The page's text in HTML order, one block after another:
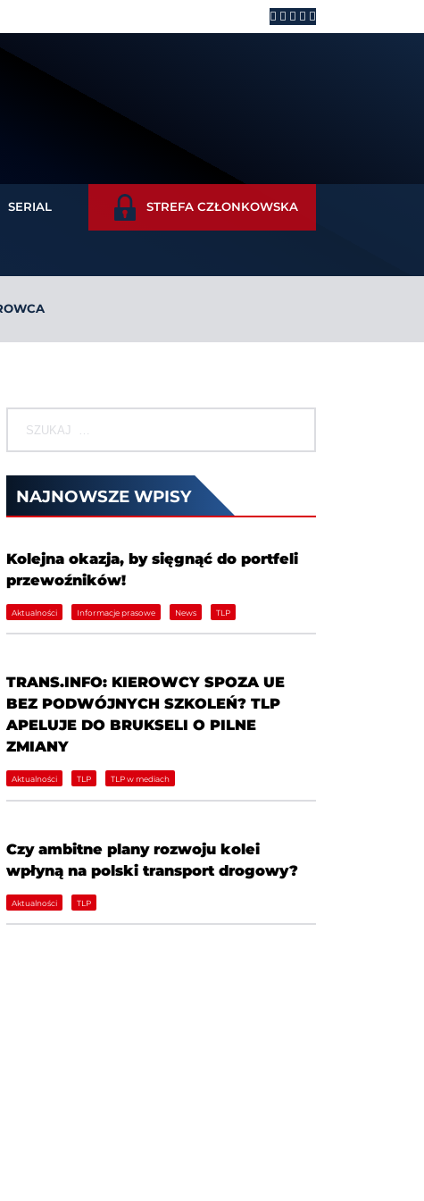
SERIAL STREFA CZŁONKOWSKA
NAJNOWSZE WPISY
Kolejna okazja, by sięgnąć do portfeli
przewoźników!
Aktualności Informacje prasowe News TLP
TRANS.INFO: KIEROWCY SPOZA UE
BEZ PODWÓJNYCH SZKOLEŃ? TLP
APELUJE DO BRUKSELI O PILNE
ZMIANY
Aktualności TLP TLP w mediach
Czy ambitne plany rozwoju kolei
wpłyną na polski transport drogowy?
Aktualności TLP